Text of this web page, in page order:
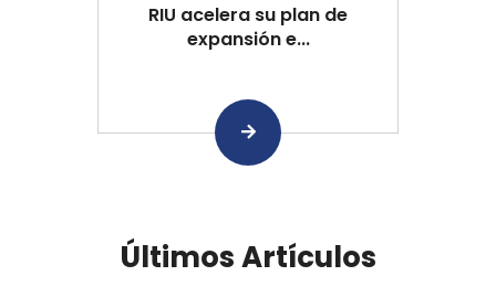
RIU acelera su plan de
expansión e...
Últimos Artículos